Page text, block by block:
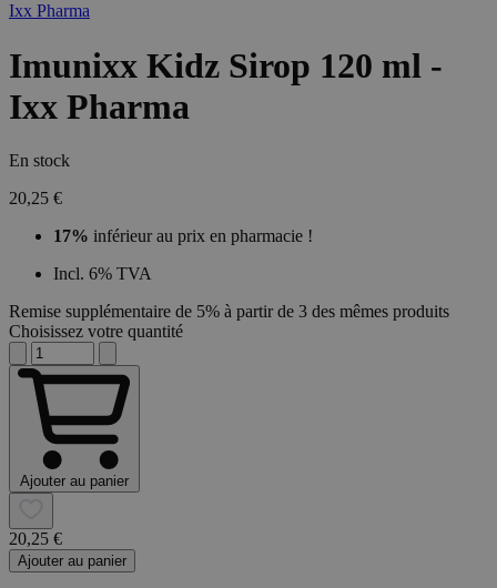
Ixx Pharma
Imunixx Kidz Sirop 120 ml -
Ixx Pharma
En stock
20,25 €
17% inférieur au prix en pharmacie !
Incl. 6% TVA
Remise supplémentaire de 5% à partir de 3 des mêmes produits
Choisissez votre quantité
Ajouter au panier
20,25 €
Ajouter au panier